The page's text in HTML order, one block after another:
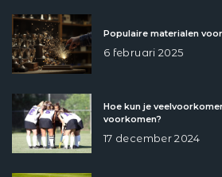
Populaire materialen
6 februari 2025
Hoe kun je
voorkomen?
17 december 2024